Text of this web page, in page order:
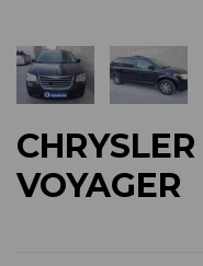
VOYAGER